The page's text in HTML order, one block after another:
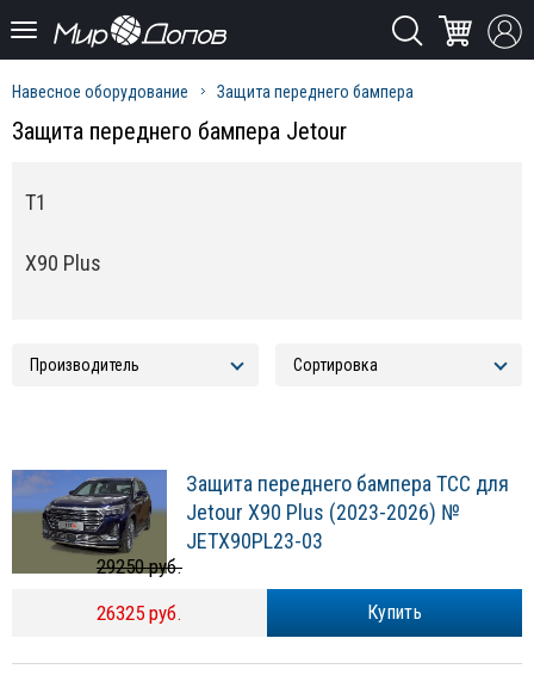
Навесное оборудование Защита переднего бампера
Защита переднего бампера Jetour
T1
X90 Plus
Защита переднего бампера ТСС для
Jetour X90 Plus (2023-2026) №
JETX90PL23-03
Купить
29250 руб.
26325 руб.